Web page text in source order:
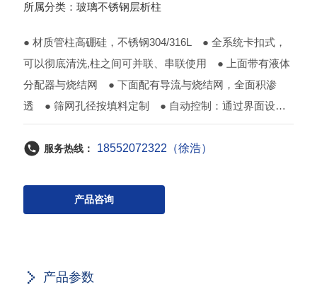
所属分类：玻璃不锈钢层析柱
● 材质管柱高硼硅，不锈钢304/316L ● 全系统卡扣式，
可以彻底清洗,柱之间可并联、串联使用 ● 上面带有液体
分配器与烧结网 ● 下面配有导流与烧结网，全面积渗
透 ● 筛网孔径按填料定制 ● 自动控制：通过界面设
定，系统进行调压、调量操作，可以配套在线检测(uv、电
导、PH等)和自动收集系统
服务热线： 18552072322（徐浩）
产品咨询
产品参数